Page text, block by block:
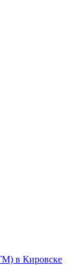
в Кировске